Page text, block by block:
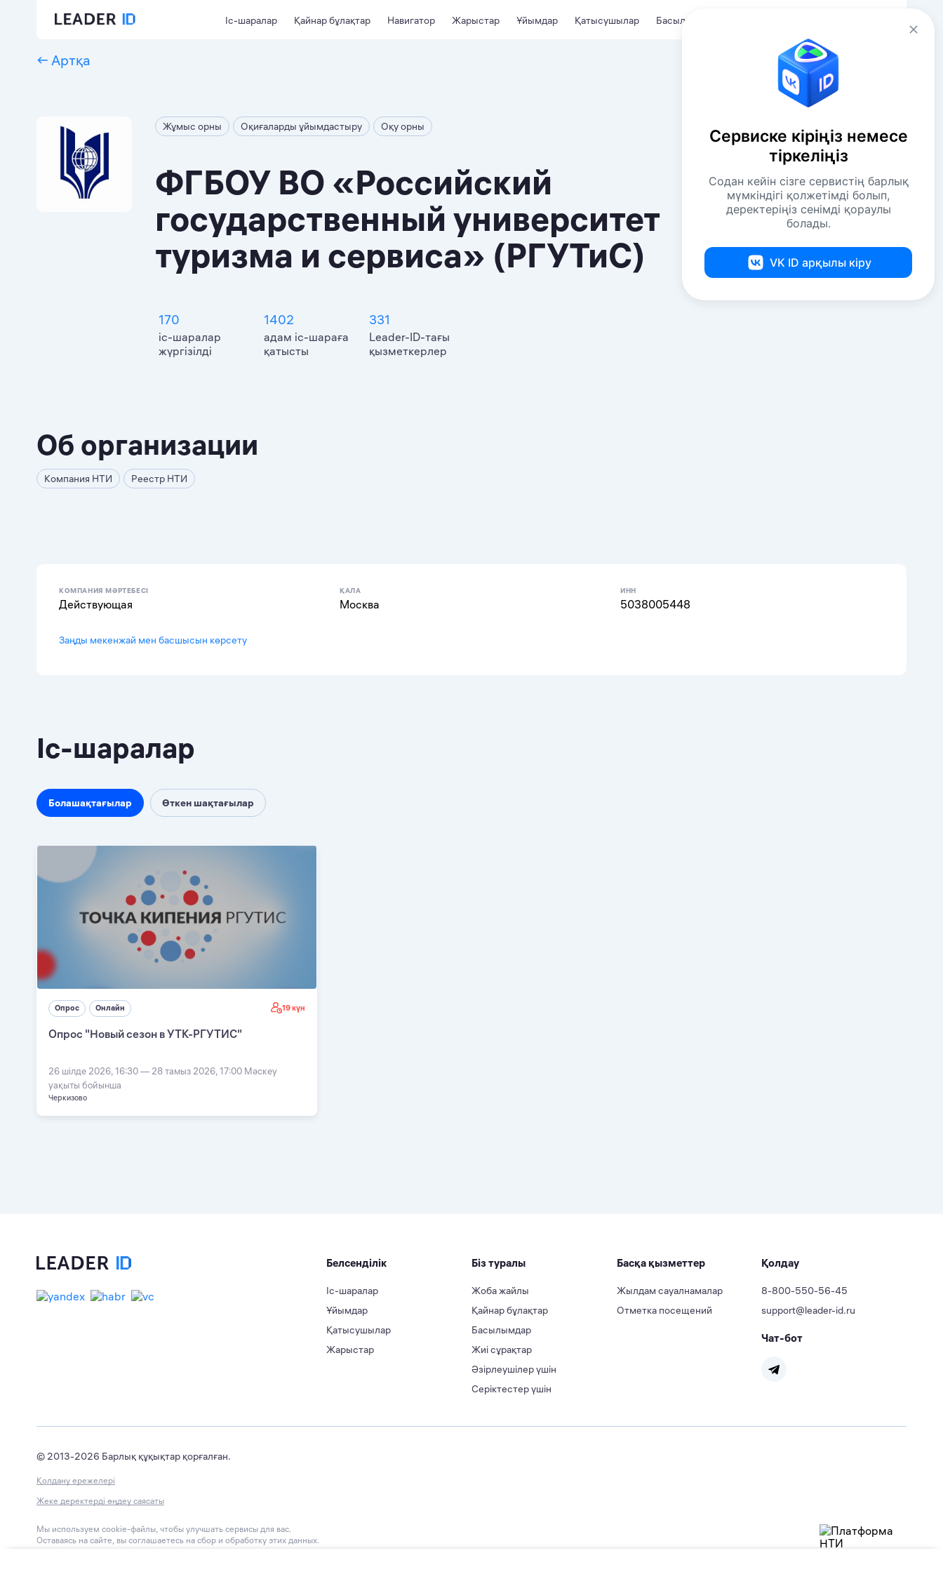
Іс-шаралар Қайнар бұлақтар Навигатор Жарыстар Ұйымдар Қатысушылар Басылымдар
← Артқа
Жұмыс орны Оқиғаларды ұйымдастыру Оқу орны
ФГБОУ ВО «Российский
государственный университет
туризма и сервиса» (РГУТиС)
170
іс-шаралар
жүргізілді
1402
адам іс-шараға
қатысты
331
Leader-ID-тағы
қызметкерлер
https://itig.ru/
Об организации
Компания НТИ Реестр НТИ
КОМПАНИЯ МӘРТЕБЕСІ
Действующая
ҚАЛА
Москва
ИНН
5038005448
Заңды мекенжай мен басшысын көрсету
Іс-шаралар
Болашақтағылар Өткен шақтағылар
Опрос Онлайн 19 күн
Опрос "Новый сезон в УТК-РГУТИС"
26 шілде 2026, 16:30 — 28 тамыз 2026, 17:00 Мәскеу
уақыты бойынша
Черкизово
Белсенділік
Іс-шаралар
Ұйымдар
Қатысушылар
Жарыстар
Біз туралы
Жоба жайлы
Қайнар бұлақтар
Басылымдар
Жиі сұрақтар
Әзірлеушілер үшін
Серіктестер үшін
Басқа қызметтер
Жылдам сауалнамалар
Отметка посещений
Қолдау
8-800-550-56-45
support@leader-id.ru
Чат-бот
© 2013-2026 Барлық құқықтар қорғалған.
Қолдану ережелері
Жеке деректерді өңдеу саясаты
Мы используем cookie-файлы, чтобы улучшать сервисы для вас.
Оставаясь на сайте, вы соглашаетесь на сбор и обработку этих данных.
Сервиске кіріңіз немесе
тіркеліңіз
Содан кейін сізге сервистің барлық
мүмкіндігі қолжетімді болып,
деректеріңіз сенімді қораулы
болады.
VK ID арқылы кіру